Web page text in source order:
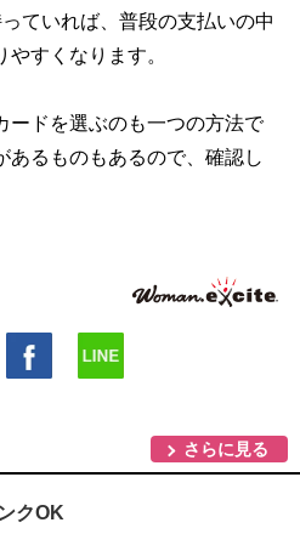
ていれば、普段の支払いの中
すくなります。
ードを選ぶのも一つの方法で
あるものもあるので、確認し
さらに見る
クOK